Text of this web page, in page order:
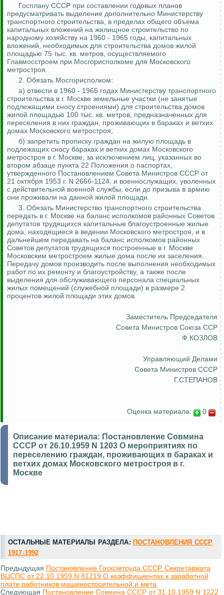
Госплану СССР при составлении годовых планов
предусматривать выделение дополнительно Министерству
транспортного строительства, в пределах общего объема
капитальных вложений на жилищное строительство по
народному хозяйству на 1960 - 1965 годы, капитальных
вложений, необходимых для строительства домов жилой
площадью 75 тыс. кв. метров, осуществляемого
Главмосстроем при Мосгорисполкоме для Московского
метростроя.
2. Обязать Мосгорисполком:
а) отвести в 1960 - 1965 годах Министерству транспортного
строительства в г. Москве земельные участки (не занятые
подлежащими сносу строениями) для строительства домов
жилой площадью 100 тыс. кв. метров, предназначенных для
переселения в них граждан, проживающих в бараках и ветхих
домах Московского метростроя;
б) запретить прописку граждан на жилую площадь в
подлежащих сносу бараках и ветхих домах Московского
метростроя в г. Москве, за исключением лиц, указанных во
втором абзаце пункта 22 Положения о паспортах,
утвержденного Постановлением Совета Министров СССР от
21 октября 1953 г. N 2666-1124, и военнослужащих, уволенных
с действительной военной службы, если до призыва в армию
они проживали на данной жилой площади.
3. Обязать Министерство транспортного строительства
передать в г. Москве на баланс исполкомов районных Советов
депутатов трудящихся капитальные благоустроенные жилые
дома, находящиеся в ведении Московского метростроя, и в
дальнейшем передавать на баланс исполкомов районных
Советов депутатов трудящихся построенные в г. Москве
Московским метростроем жилые дома после их заселения.
Передачу домов производить после выполнения необходимых
работ по их ремонту и благоустройству, а также после
выделения для обслуживающего персонала специальных
жилых помещений (служебной площади) в размере 2
процентов жилой площади этих домов.
Заместитель Председателя
Совета Министров Союза ССР
Ф.КОЗЛОВ
Управляющий Делами
Совета Министров СССР
Г.СТЕПАНОВ
Оценка материала: 0
Описание материала: Постановление Совмина
СССР от 26.10.1959 N 1203 О мероприятиях по
переселению граждан, проживающих в бараках и
ветхих домах Московского метростроя в г.
Москве
ОСТАЛЬНЫЕ МАТЕРИАЛЫ РАЗДЕЛА: ПОСТАНОВЛЕНИЯ СССР
1917-1992
Предыдущая Постановление Госкомтруда СССР. Секретариата
ВЦСПС от 22.10.1959 N 81219 О коэффициентах к заработной
плате работников машиностроительной и мета
Следующая Постановление Совмина СССР от 31.10.1959 N 1222